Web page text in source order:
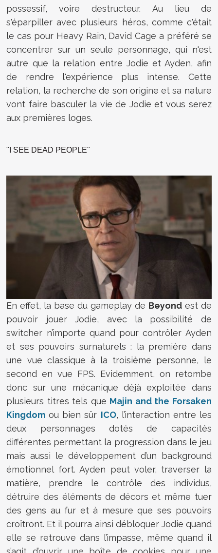
possessif, voire destructeur. Au lieu de
s'éparpiller avec plusieurs héros, comme c'était
le cas pour Heavy Rain, David Cage a préféré se
concentrer sur un seule personnage, qui n'est
autre que la relation entre Jodie et Ayden, afin
de rendre l'expérience plus intense. Cette
relation, la recherche de son origine et sa nature
vont faire basculer la vie de Jodie et vous serez
aux premières loges.
"I SEE DEAD PEOPLE"
En effet, la base du gameplay de Beyondest de
pouvoir jouer Jodie, avec la possibilité de
switcher n’importe quand pour contrôler Ayden
et ses pouvoirs surnaturels : la première dans
une vue classique à la troisième personne, le
second en vue FPS. Evidemment, on retombe
donc sur une mécanique déjà exploitée dans
plusieurs titres tels que Majin and the Forsaken
Kingdom ou bien sûr ICO, l’interaction entre les
deux personnages dotés de capacités
différentes permettant la progression dans le jeu
mais aussi le développement d’un background
émotionnel fort. Ayden peut voler, traverser la
matière, prendre le contrôle des individus,
détruire des éléments de décors et même tuer
des gens au fur et à mesure que ses pouvoirs
croîtront. Et il pourra ainsi débloquer Jodie quand
elle se retrouve dans l’impasse, même quand il